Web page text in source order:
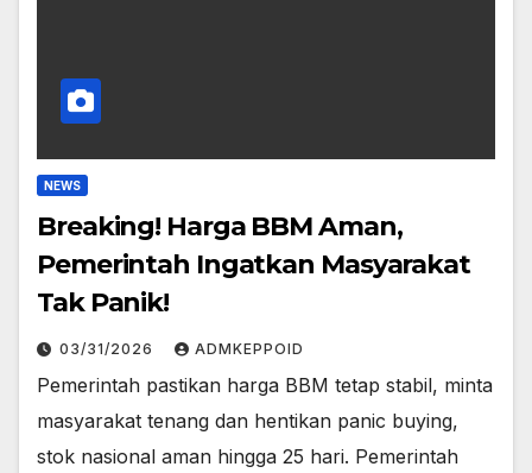
NEWS
Breaking! Harga BBM Aman,
Pemerintah Ingatkan Masyarakat
Tak Panik!
03/31/2026 ADMKEPPOID
Pemerintah pastikan harga BBM tetap stabil, minta
masyarakat tenang dan hentikan panic buying,
stok nasional aman hingga 25 hari. Pemerintah